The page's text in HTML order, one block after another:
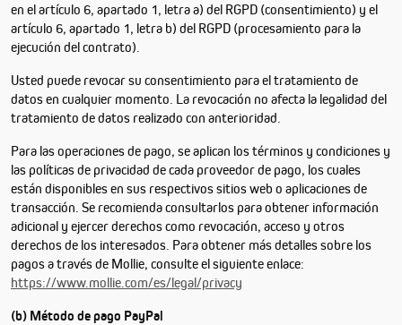
en el artículo 6, apartado 1, letra a) del RGPD (consentimiento) y el
artículo 6, apartado 1, letra b) del RGPD (procesamiento para la
ejecución del contrato).
Usted puede revocar su consentimiento para el tratamiento de
datos en cualquier momento. La revocación no afecta la legalidad del
tratamiento de datos realizado con anterioridad.
Para las operaciones de pago, se aplican los términos y condiciones y
las políticas de privacidad de cada proveedor de pago, los cuales
están disponibles en sus respectivos sitios web o aplicaciones de
transacción. Se recomienda consultarlos para obtener información
adicional y ejercer derechos como revocación, acceso y otros
derechos de los interesados. Para obtener más detalles sobre los
pagos a través de Mollie, consulte el siguiente enlace:
https://www.mollie.com/es/legal/privacy
(b) Método de pago PayPal